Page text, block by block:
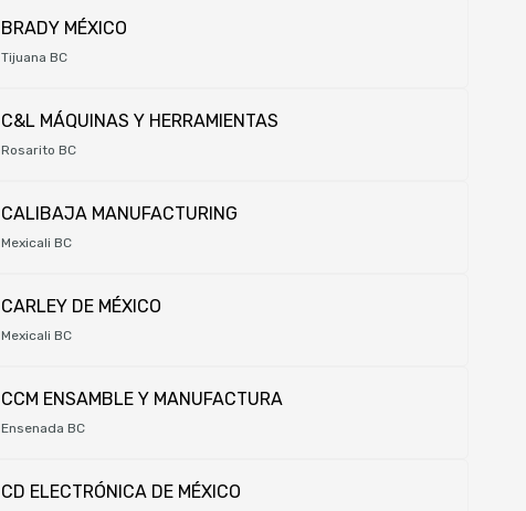
BRADY MÉXICO
Tijuana BC
C&L MÁQUINAS Y HERRAMIENTAS
Rosarito BC
CALIBAJA MANUFACTURING
Mexicali BC
CARLEY DE MÉXICO
Mexicali BC
CCM ENSAMBLE Y MANUFACTURA
Ensenada BC
CD ELECTRÓNICA DE MÉXICO